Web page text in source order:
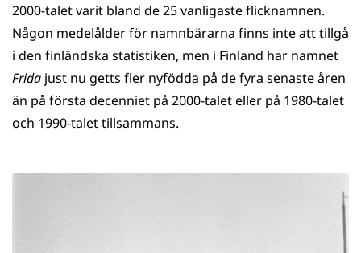
2000-talet varit bland de 25 vanligaste flicknamnen.
Någon medelålder för namnbärarna finns inte att tillgå
i den finländska statistiken, men i Finland har namnet
Frida just nu getts fler nyfödda på de fyra senaste åren
än på första decenniet på 2000-talet eller på 1980-talet
och 1990-talet tillsammans.